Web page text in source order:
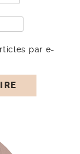
par e-